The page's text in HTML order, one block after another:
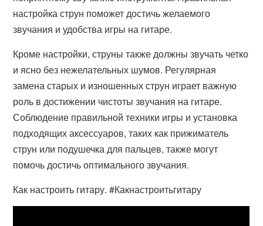
настройка струн поможет достичь желаемого
звучания и удобства игры на гитаре.
Кроме настройки, струны также должны звучать четко
и ясно без нежелательных шумов. Регулярная
замена старых и изношенных струн играет важную
роль в достижении чистоты звучания на гитаре.
Соблюдение правильной техники игры и установка
подходящих аксессуаров, таких как прижиматель
струн или подушечка для пальцев, также могут
помочь достичь оптимального звучания.
Как настроить гитару. #Какнастроитьгитару